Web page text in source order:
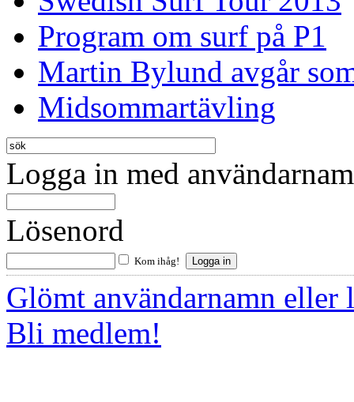
Program om surf på P1
Martin Bylund avgår
Midsommartävling
Logga in med
Lösenord
Kom ihåg!
Glömt användarnamn eller
Bli medlem!